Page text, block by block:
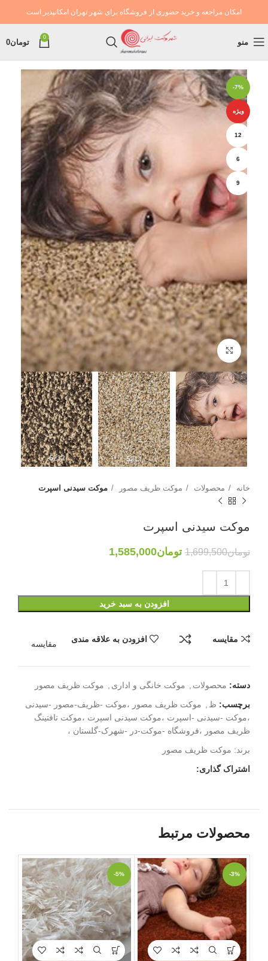
امکان مراجعه و خرید حضوری از فروشگاه برای شهر تهران امکانپذیر است
منو
0
تومان0
-7%
ویژه
12
6
9
بزرگنمایی تصویر
خانه محصولات موکت ظریف مصور موکت سیدنی اسپرت
موکت سیدنی اسپرت
تومان1,699,500 تومان1,585,000
افزودن به سبد خرید
مقایسه افزودن به علاقه مندی
مقایسه
دسته: محصولات موکت خانگی و اداری
موکت ظریف مصور
برچسب: ظ
موکت ظریف مصور ،موکت -ظریف-مصور -سیدنی
،موکت -سیدنی -اسپرت ،موکت سیدنی اسپرت ،موکت تافتینگ
ظریف مصور ،فروشگاه -موکت-در -شهرک-گلستان ،
برند: موکت ظریف مصور
اشتراک گذاری:
محصولات مرتبط
-3%
-5%